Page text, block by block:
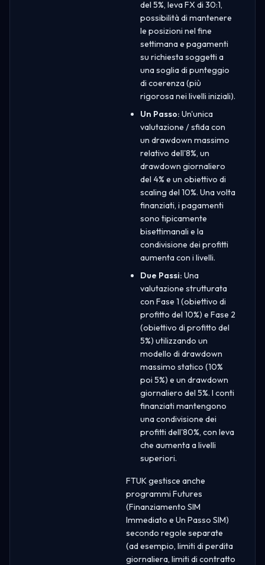
del 5%, leva FX di 30:1,
possibilità di mantenere
le posizioni nel fine
settimana e pagamenti
su richiesta soggetti a
una soglia di punteggio
di coerenza (più
rigorosa nei livelli iniziali).
Un Passo: Un'unica
valutazione / sfida con
un drawdown massimo
relativo dell'8%, un
drawdown giornaliero
del 4% e un obiettivo di
scaling del 10%. Una volta
finanziati, i pagamenti
sono tipicamente
bisettimanali e la
condivisione dei profitti
aumenta con i livelli.
Due Passi: Una
valutazione strutturata
con Fase 1 (obiettivo di
profitto del 10%) e Fase 2
(obiettivo di profitto del
5%) utilizzando un
modello di drawdown
massimo statico (10%
poi 5%) e un drawdown
giornaliero del 5%. I conti
finanziati mantengono
una condivisione dei
profitti dell'80%, con leva
che aumenta a livelli
superiori.
FTUK gestisce anche
programmi Futures
(Finanziamento SIM
Immediato e Un Passo SIM)
secondo regole separate
(ad esempio, limiti di perdita
giornaliera, limiti di contratto